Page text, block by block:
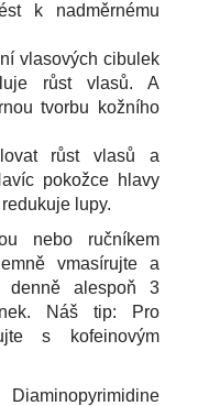
k nadměrnému
vlasových cibulek
růst vlasů. A
tvorbu kožního
růst vlasů a
pokožce hlavy
lupy.
nebo ručníkem
vmasírujte a
denně alespoň 3
Náš tip: Pro
s kofeinovým